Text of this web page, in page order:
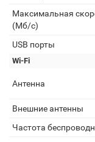
Максимальная
(Мб/с)
USB порты
Wi-Fi
Антенна
Внешние антенны
Частота